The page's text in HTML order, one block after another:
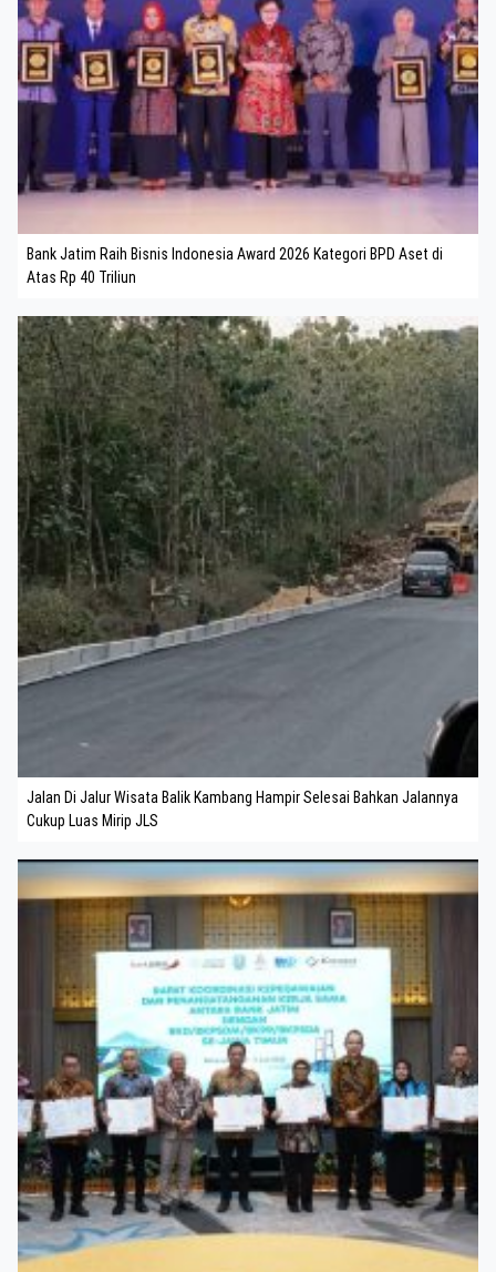
Bank Jatim Raih Bisnis Indonesia Award 2026 Kategori BPD Aset di
Atas Rp 40 Triliun
Jalan Di Jalur Wisata Balik Kambang Hampir Selesai Bahkan Jalannya
Cukup Luas Mirip JLS